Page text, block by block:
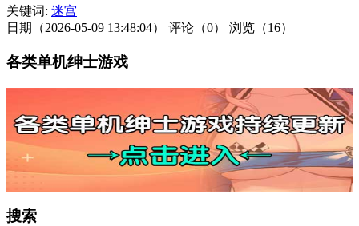
关键词: 迷宫
日期（2026-05-09 13:48:04）
评论（0） 浏览（16）
各类单机绅士游戏
搜索